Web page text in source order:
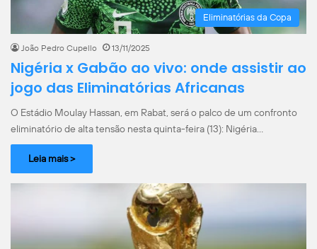
Eliminatórias da Copa
João Pedro Cupello 13/11/2025
Nigéria x Gabão ao vivo: onde assistir ao
jogo das Eliminatórias Africanas
O Estádio Moulay Hassan, em Rabat, será o palco de um confronto
eliminatório de alta tensão nesta quinta-feira (13): Nigéria…
Leia mais >